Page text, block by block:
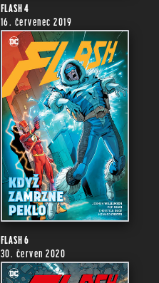
FLASH 4
16. červenec 2019
FLASH 6
30. červen 2020